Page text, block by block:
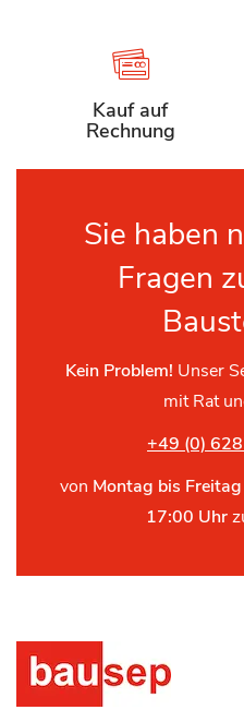
Kauf auf
Rechnung
Sie haben
Fragen
Kein Problem! Unser
mit Rat
+49 (0)
von Montag bis Freitag
17:00 Uhr